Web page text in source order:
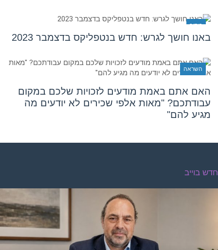
בידור
באנו חושך לגרש: חדש בנטפליקס בדצמבר 2023
השראה
האם אתם באמת מודעים לזכויות שלכם במקום
עבודתכם? "מאות אלפי שכירים לא יודעים מה
מגיע להם"
בוייב